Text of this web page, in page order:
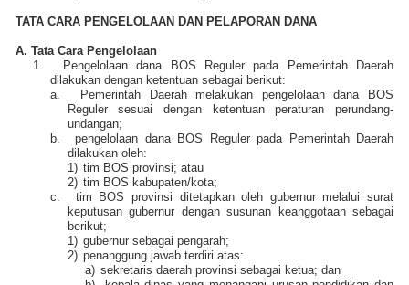
TATA CARA PENGELOLAAN DAN PELAPORAN DANA
A. Tata Cara Pengelolaan
1.
Pengelolaan dana BOS Reguler pada Pemerintah Daerah
dilakukan dengan ketentuan sebagai berikut:
a.
Pemerintah Daerah melakukan pengelolaan dana BOS
Reguler sesuai dengan ketentuan peraturan perundang-
undangan;
b.
pengelolaan dana BOS Reguler pada Pemerintah Daerah
dilakukan oleh:
1) tim BOS provinsi; atau
2) tim BOS kabupaten/kota;
c.
tim BOS provinsi ditetapkan oleh gubernur melalui surat
keputusan gubernur dengan susunan keanggotaan sebagai
berikut;
1) gubernur sebagai pengarah;
2) penanggung jawab terdiri atas:
a) sekretaris daerah provinsi sebagai ketua; dan